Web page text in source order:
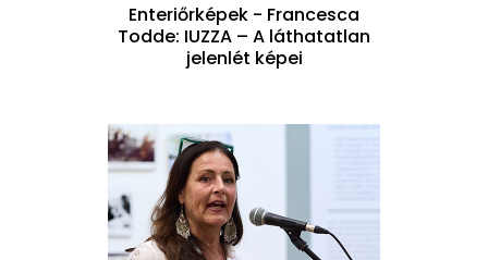
Enteriőrképek - Francesca
Todde: IUZZA – A láthatatlan
jelenlét képei